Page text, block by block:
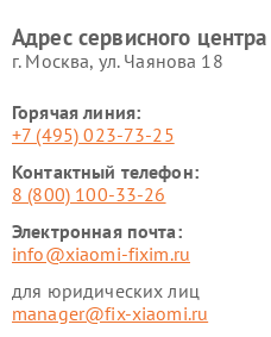
Адрес сервисного
г. Москва, ул. Чаянова 18
Горячая линия:
+7 (495) 023-73-25
Контактный телефон:
8 (800) 100-33-26
Электронная почта:
info@xiaomi-fixim.ru
для юридических лиц
manager@fix-xiaomi.ru